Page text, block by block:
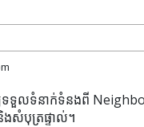
ឱ្យទទួលទំនាក់ទំនងពី
សំបុត្រផ្ទាល់។